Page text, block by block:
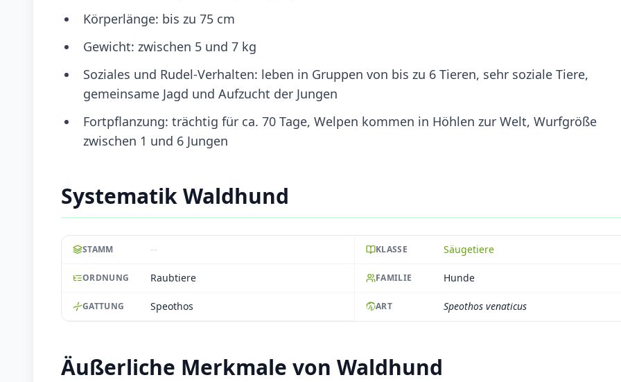
Körperlänge: bis zu 75 cm
Gewicht: zwischen 5 und 7 kg
Soziales und Rudel-Verhalten: leben in Gruppen von bis zu 6 Tieren, sehr soziale Tiere,
gemeinsame Jagd und Aufzucht der Jungen
Fortpflanzung: trächtig für ca. 70 Tage, Welpen kommen in Höhlen zur Welt, Wurfgröße
zwischen 1 und 6 Jungen
Systematik Waldhund
STAMM -- KLASSE Säugetiere
ORDNUNG Raubtiere FAMILIE Hunde
GATTUNG Speothos ART Speothos venaticus
Äußerliche Merkmale von Waldhund